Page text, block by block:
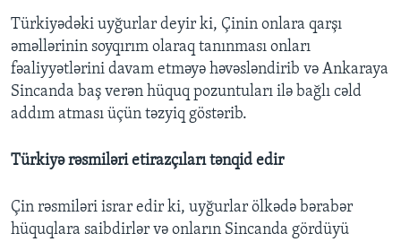
Türkiyədəki uyğurlar deyir ki, Çinin onlara qarşı
əməllərinin soyqırım olaraq tanınması onları
fəaliyyətlərini davam etməyə həvəsləndirib və Ankaraya
Sincanda baş verən hüquq pozuntuları ilə bağlı cəld
addım atması üçün təzyiq göstərib.
Türkiyə rəsmiləri etirazçıları tənqid edir
Çin rəsmiləri israr edir ki, uyğurlar ölkədə bərabər
hüquqlara saibdirlər və onların Sincanda gördüyü